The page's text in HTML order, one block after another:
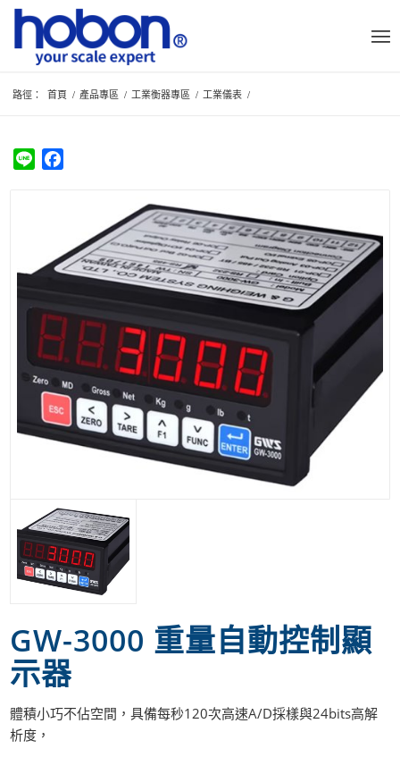
路徑： 首頁 / 產品專區 / 工業衡器專區 / 工業儀表 /
Line
GW-3000 重量自動控制顯
示器
體積小巧不佔空間，具備每秒120次高速A/D採樣與24bits高解
析度，